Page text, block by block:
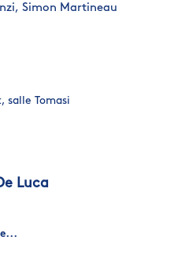
Simon Martineau
salle Tomasi
Luca